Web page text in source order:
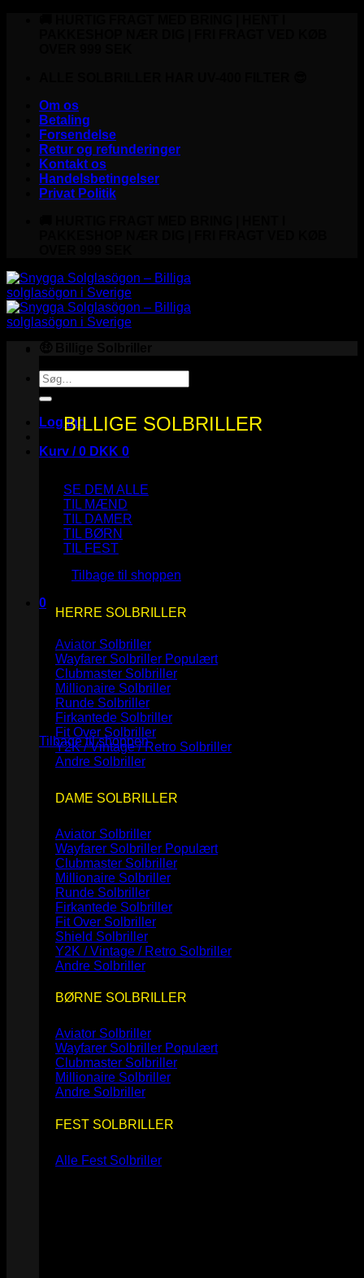
Om os
Betaling
Forsendelse
Retur og refunderinger
Kontakt os
Handelsbetingelser
Privat Politik
Søg
efter:
Log ind
Kurv /0 DKK 0
Ingen varer i kurven.
Tilbage til shoppen
0
Kurv
Ingen varer i kurven.
Tilbage til shoppen
BILLIGE SOLBRILLER
SE DEM ALLE
TIL MÆND
TIL DAMER
TIL BØRN
TIL FEST
HERRE SOLBRILLER
Aviator Solbriller
Wayfarer Solbriller
Clubmaster Solbriller
Millionaire Solbriller
Runde Solbriller
Firkantede Solbriller
Fit Over Solbriller
Y2K / Vintage / Retro Solbriller
Andre Solbriller
DAME SOLBRILLER
Aviator Solbriller
Wayfarer Solbriller
Clubmaster Solbriller
Millionaire Solbriller
Runde Solbriller
Firkantede Solbriller
Fit Over Solbriller
Shield Solbriller
Y2K / Vintage / Retro Solbriller
Andre Solbriller
BØRNE SOLBRILLER
Aviator Solbriller
Wayfarer Solbriller
Clubmaster Solbriller
Millionaire Solbriller
Andre Solbriller
FEST SOLBRILLER
Alle Fest Solbriller